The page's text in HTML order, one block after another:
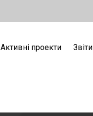
Активні проекти Звіти